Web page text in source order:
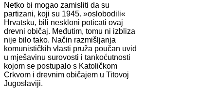
Netko bi mogao zamisliti da su
partizani, koji su 1945. »oslobodili«
Hrvatsku, bili neskloni poticati ovaj
drevni običaj. Međutim, tomu ni izbliza
nije bilo tako. Način razmišljanja
komunističkih vlasti pruža poučan uvid
u mješavinu surovosti i tankoćutnosti
kojom se postupalo s Katoličkom
Crkvom i drevnim običajem u Titovoj
Jugoslaviji.